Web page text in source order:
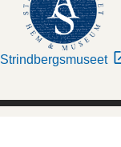
Strindbergsmuseet